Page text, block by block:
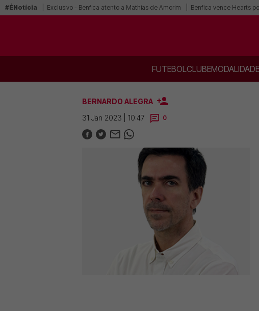
#ÉNotícia Exclusivo - Benfica atento a Mathias de Amorim Benfica vence Hearts
FUTEBOLCLUBE
BERNARDO ALEGRA
31 Jan 2023 | 10:47
0